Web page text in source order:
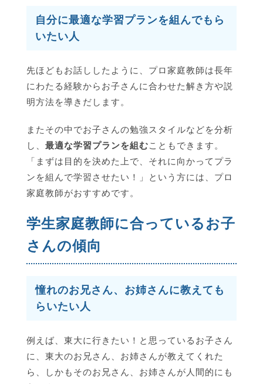
自分に最適な学習プランを組んでもら
いたい人
先ほどもお話ししたように、プロ家庭教師は長年
にわたる経験からお子さんに合わせた解き方や説
明方法を導きだします。
またその中でお子さんの勉強スタイルなどを分析
し、 最適な学習プランを組むこともできます。
「まずは目的を決めた上で、それに向かってプラ
ンを組んで学習させたい！」という方には、プロ
家庭教師がおすすめです。
学生家庭教師に合っているお子
さんの傾向
憧れのお兄さん、お姉さんに教えても
らいたい人
例えば、東大に行きたい！と思っているお子さん
に、東大のお兄さん、お姉さんが教えてくれた
ら、しかもそのお兄さん、お姉さんが人間的にも